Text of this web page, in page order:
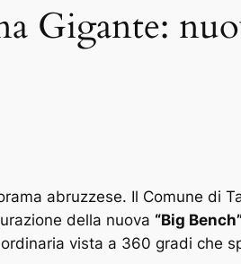
Gigante:
abruzzese. Il Comune di
della nuova “Big
vista a 360 gradi che